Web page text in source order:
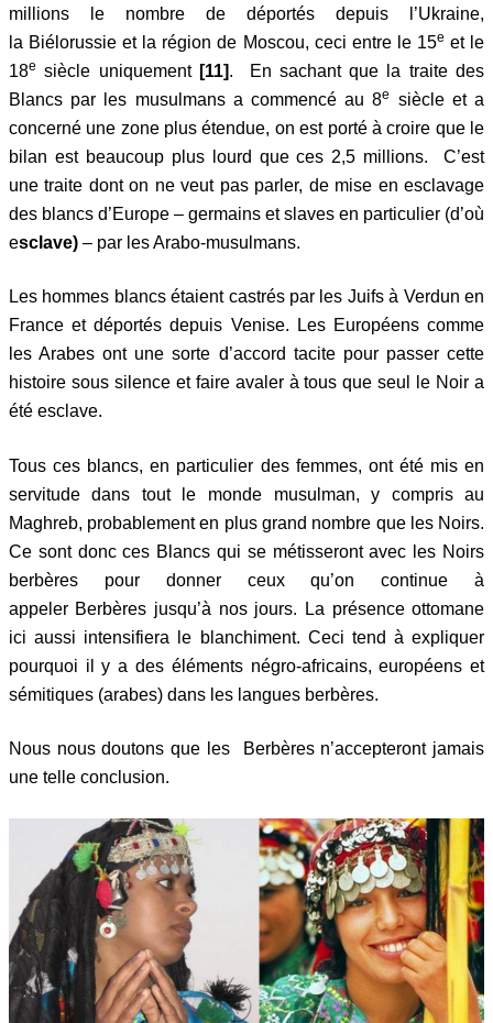
millions le nombre de déportés depuis l’Ukraine,
la Biélorussie et la région de Moscou, ceci entre le 15e et le
18e siècle uniquement [11]. En sachant que la traite des
Blancs par les musulmans a commencé au 8e
siècle et a
concerné une zone plus étendue, on est porté à croire que le
bilan est beaucoup plus lourd que ces 2,5 millions. C’est
une traite dont on ne veut pas parler, de mise en esclavage
des blancs d’Europe – germains et slaves en particulier (d’où
esclave)– par les Arabo-musulmans.
Les hommes blancs étaient castrés par les Juifs à Verdun en
France et déportés depuis Venise. Les Européens comme
les Arabes ont une sorte d’accord tacite pour passer cette
histoire sous silence et faire avaler à tous que seul le Noir a
été esclave.
Tous ces blancs, en particulier des femmes, ont été mis en
servitude dans tout le monde musulman, y compris au
Maghreb, probablement en plus grand nombre que les Noirs.
Ce sont donc ces Blancs qui se métisseront avec les Noirs
berbères pour donner ceux qu’on continue à
appeler Berbères jusqu’à nos jours. La présence ottomane
ici aussi intensifiera le blanchiment. Ceci tend à expliquer
pourquoi il y a des éléments négro-africains, européens et
sémitiques (arabes) dans les langues berbères.
Nous nous doutons que les Berbères n’accepteront jamais
une telle conclusion.